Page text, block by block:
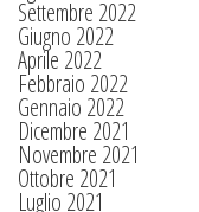
Settembre 2022
Giugno 2022
Aprile 2022
Febbraio 2022
Gennaio 2022
Dicembre 2021
Novembre 2021
Ottobre 2021
Luglio 2021